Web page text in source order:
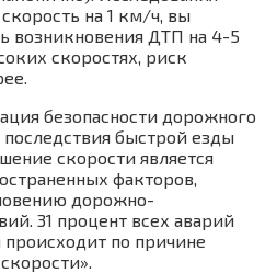
на 1 км/ч, вы
возникновения ДТП на 4-5
скоростях, риск
безопасности дорожного
быстрой езды
скорости является
факторов,
дорожно-
31 процент всех аварий
по причине